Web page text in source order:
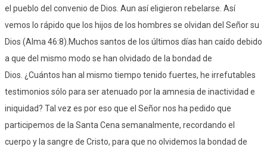
el pueblo del convenio de Dios. Aun así eligieron rebelarse. Así
vemos lo rápido que los hijos de los hombres se olvidan del Señor su
Dios (Alma 46:8).Muchos santos de los últimos días han caído debido
a que del mismo modo se han olvidado de la bondad de
Dios. ¿Cuántos han al mismo tiempo tenido fuertes, he irrefutables
testimonios sólo para ser atenuado por la amnesia de inactividad e
iniquidad? Tal vez es por eso que el Señor nos ha pedido que
participemos de la Santa Cena semanalmente, recordando el
cuerpo y la sangre de Cristo, para que no olvidemos la bondad de